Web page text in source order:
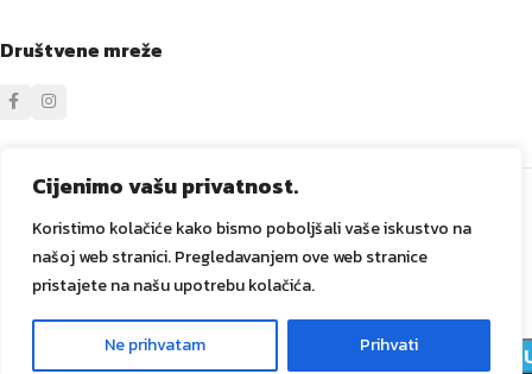
Cijenimo vašu privatnost.
Koristimo kolačiće kako bismo poboljšali vaše iskustvo na
našoj web stranici. Pregledavanjem ove web stranice
pristajete na našu upotrebu kolačića.
Ne prihvatam Prihvati
Društvene mreže
Sve prava zadržanaGANIKIDA D.O.O. Vitez
toaletnog
papira sa 76,00
1
NA